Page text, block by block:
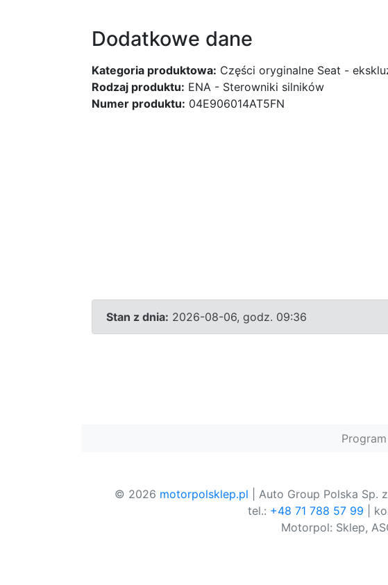
Dodatkowe dane
Kategoria produktowa: Części oryginalne Seat -
Rodzaj produktu: ENA - Sterowniki silników
Numer produktu: 04E906014AT5FN
Stan z dnia: 2026-08-06, godz. 09:36
© 2026 motorpolsklep.pl | Auto Group Polska Sp.
tel.: +48 71 788 57 99 |
Motorpol: Sklep,